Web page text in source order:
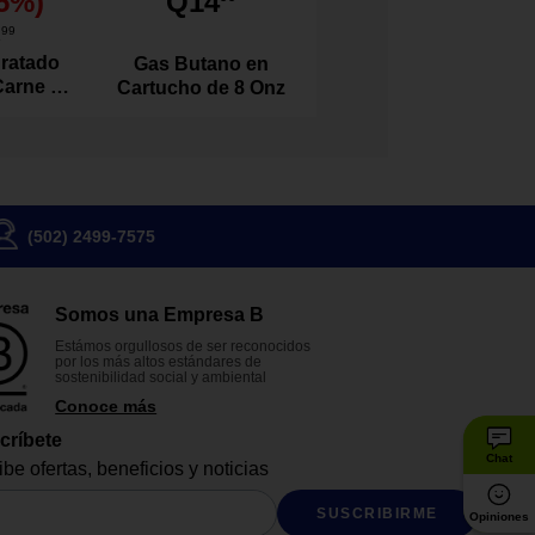
99
de
Gas Butano en
Cartucho de 8 Onz
(502) 2499-7575
Somos una Empresa B
Estámos orgullosos de ser reconocidos
por los más altos estándares de
sostenibilidad social y ambiental
Conoce más
ofertas, beneficios y noticias
SUSCRIBIRME
Chat
Opiniones